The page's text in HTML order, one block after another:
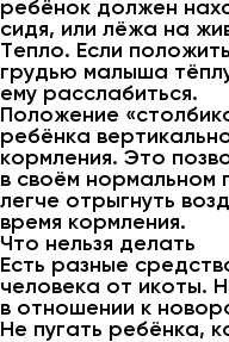
ребёнок должен
сидя, или лёжа на
Тепло. Если
грудью малыша
ему расслабиться.
Положение
ребёнка
кормления. Это
в своём нормальном
легче отрыгнуть
время кормления.
Что нельзя делать
Есть разные
человека от икоты.
в отношении к
Не пугать ребёнка,